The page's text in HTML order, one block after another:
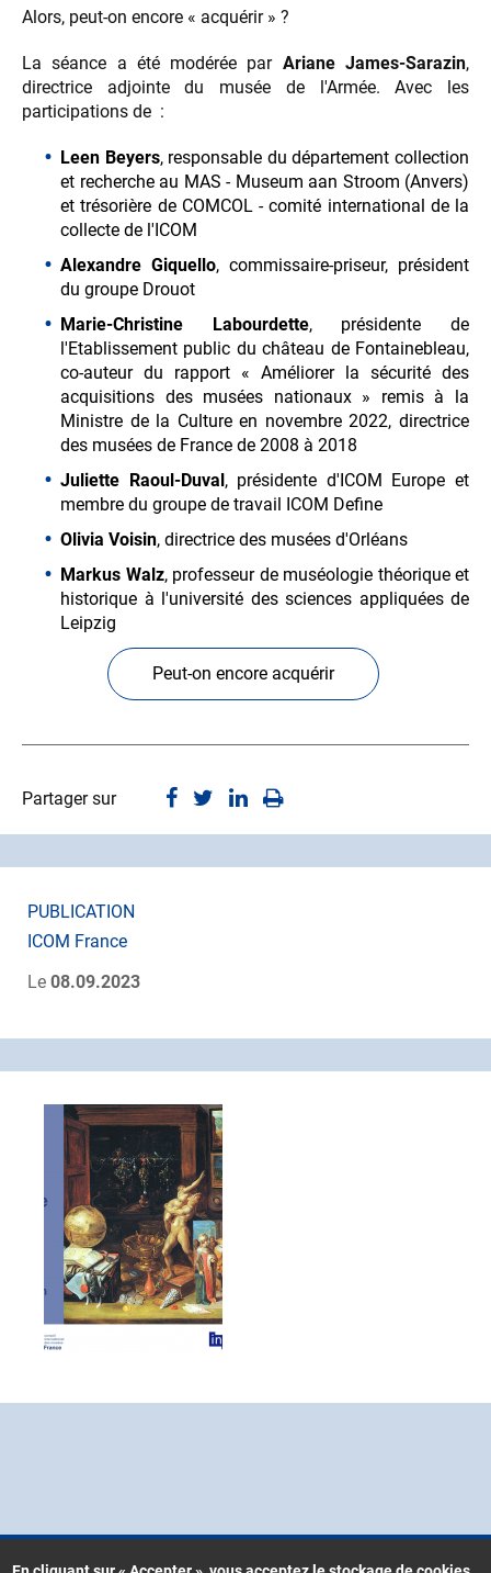
Alors, peut-on encore « acquérir » ?
La séance a été modérée par Ariane James-Sarazin,
directrice adjointe du musée de l'Armée. Avec les
participations de :
Leen Beyers, responsable du département collection
et recherche au MAS - Museum aan Stroom (Anvers)
et trésorière de COMCOL - comité international de la
collecte de l'ICOM
Alexandre Giquello, commissaire-priseur, président
du groupe Drouot
Marie-Christine Labourdette, présidente de
l'Etablissement public du château de Fontainebleau,
co-auteur du rapport « Améliorer la sécurité des
acquisitions des musées nationaux » remis à la
Ministre de la Culture en novembre 2022, directrice
des musées de France de 2008 à 2018
Juliette Raoul-Duval, présidente d'ICOM Europe et
membre du groupe de travail ICOM Define
Olivia Voisin, directrice des musées d'Orléans
Markus Walz, professeur de muséologie théorique et
historique à l'université des sciences appliquées de
Leipzig
Peut-on encore acquérir
Partager sur
PUBLICATION
ICOM France
Le 08.09.2023